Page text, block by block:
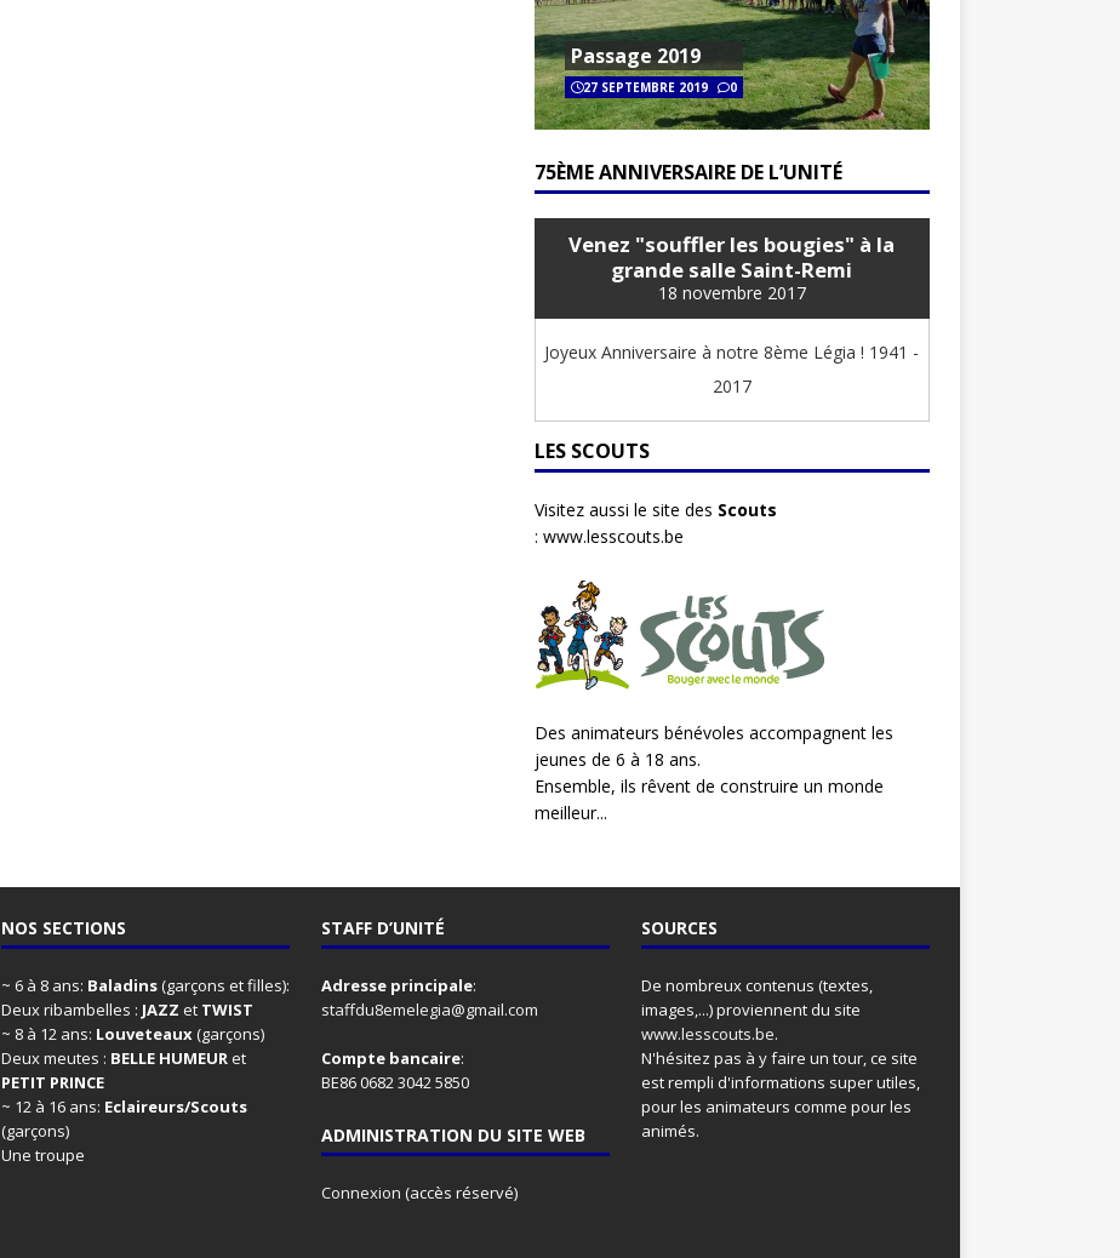
Passage 2019
27 SEPTEMBRE 2019 0
75ÈME ANNIVERSAIRE DE L’UNITÉ
Venez "souffler les bougies" à la
grande salle Saint-Remi
18 novembre 2017
Joyeux Anniversaire à notre 8ème Légia ! 1941 -
2017
LES SCOUTS
Visitez aussi le site des Scouts
: www.lesscouts.be
Des animateurs bénévoles accompagnent les
jeunes de 6 à 18 ans.
Ensemble, ils rêvent de construire un monde
meilleur...
NOS SECTIONS
~ 6 à 8 ans: Baladins(garçons et filles):
Deux ribambelles : JAZZ et TWIST
~ 8 à 12 ans: Louveteaux(garçons)
Deux meutes : BELLE HUMEURet
PETIT PRINCE
~ 12 à 16 ans: Eclaireurs/Scouts
(garçons)
Une troupe
STAFF D’UNITÉ
Adresse principale:
staffdu8emelegia@gmail.com
Compte bancaire:
BE86 0682 3042 5850
ADMINISTRATION DU SITE WEB
Connexion (accès réservé)
SOURCES
De nombreux contenus (textes,
images,...) proviennent du site
www.lesscouts.be.
N'hésitez pas à y faire un tour, ce site
est rempli d'informations super utiles,
pour les animateurs comme pour les
animés.